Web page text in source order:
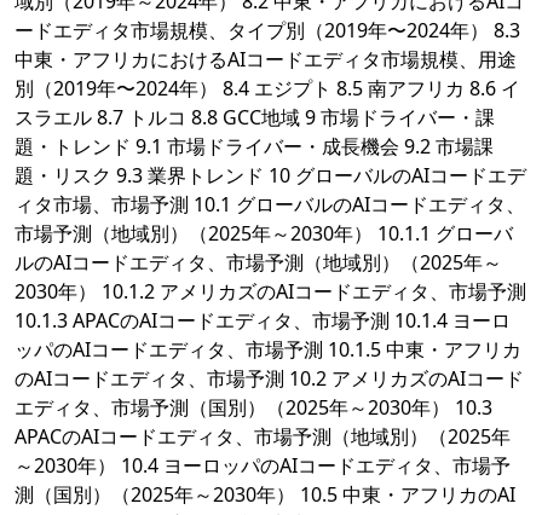
ードエディタ市場規模、タイプ別（2019年〜2024年） 8.3
中東・アフリカにおけるAIコードエディタ市場規模、用途
別（2019年〜2024年） 8.4 エジプト 8.5 南アフリカ 8.6 イ
スラエル 8.7 トルコ 8.8 GCC地域 9 市場ドライバー・課
題・トレンド 9.1 市場ドライバー・成長機会 9.2 市場課
題・リスク 9.3 業界トレンド 10 グローバルのAIコードエデ
ィタ市場、市場予測 10.1 グローバルのAIコードエディタ、
市場予測（地域別）（2025年～2030年） 10.1.1 グローバ
ルのAIコードエディタ、市場予測（地域別）（2025年～
2030年） 10.1.2 アメリカズのAIコードエディタ、市場予測
10.1.3 APACのAIコードエディタ、市場予測 10.1.4 ヨーロ
ッパのAIコードエディタ、市場予測 10.1.5 中東・アフリカ
のAIコードエディタ、市場予測 10.2 アメリカズのAIコード
エディタ、市場予測（国別）（2025年～2030年） 10.3
APACのAIコードエディタ、市場予測（地域別）（2025年
～2030年） 10.4 ヨーロッパのAIコードエディタ、市場予
測（国別）（2025年～2030年） 10.5 中東・アフリカのAI